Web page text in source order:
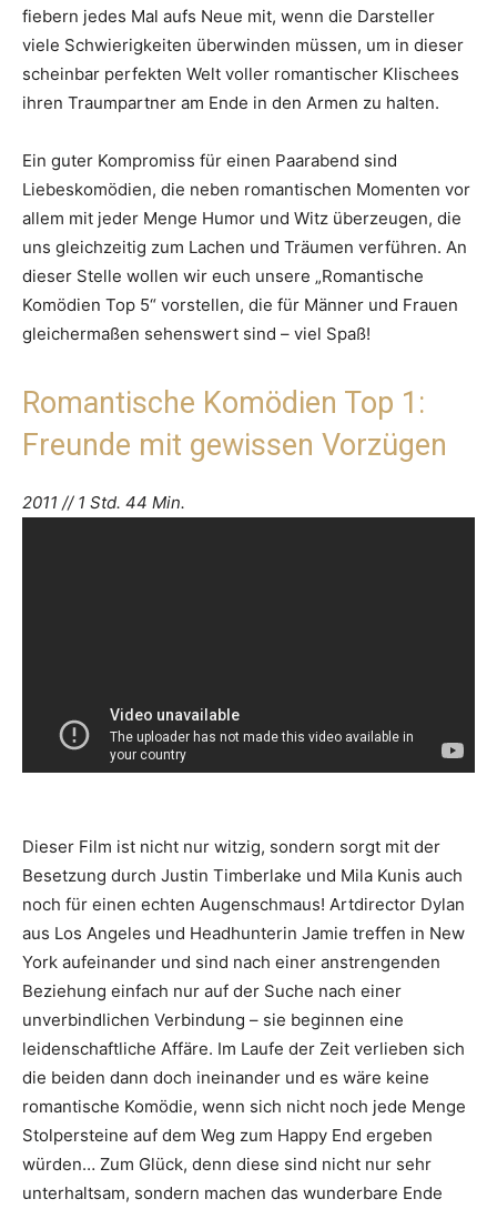
fiebern jedes Mal aufs Neue mit, wenn die Darsteller
viele Schwierigkeiten überwinden müssen, um in dieser
scheinbar perfekten Welt voller romantischer Klischees
ihren Traumpartner am Ende in den Armen zu halten.
Ein guter Kompromiss für einen Paarabend sind
Liebeskomödien, die neben romantischen Momenten vor
allem mit jeder Menge Humor und Witz überzeugen, die
uns gleichzeitig zum Lachen und Träumen verführen. An
dieser Stelle wollen wir euch unsere „Romantische
Komödien Top 5“ vorstellen, die für Männer und Frauen
gleichermaßen sehenswert sind – viel Spaß!
Romantische Komödien Top 1:
Freunde mit gewissen Vorzügen
2011 // 1 Std. 44 Min.
Dieser Film ist nicht nur witzig, sondern sorgt mit der
Besetzung durch Justin Timberlake und Mila Kunis auch
noch für einen echten Augenschmaus! Artdirector Dylan
aus Los Angeles und Headhunterin Jamie treffen in New
York aufeinander und sind nach einer anstrengenden
Beziehung einfach nur auf der Suche nach einer
unverbindlichen Verbindung – sie beginnen eine
leidenschaftliche Affäre. Im Laufe der Zeit verlieben sich
die beiden dann doch ineinander und es wäre keine
romantische Komödie, wenn sich nicht noch jede Menge
Stolpersteine auf dem Weg zum Happy End ergeben
würden… Zum Glück, denn diese sind nicht nur sehr
unterhaltsam, sondern machen das wunderbare Ende